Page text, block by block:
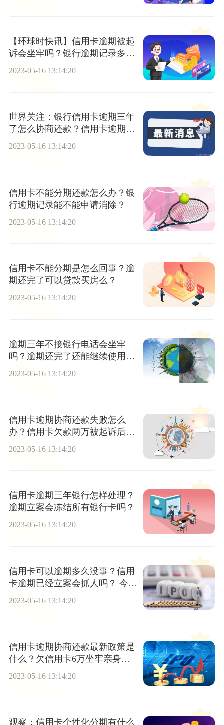
【环球时快讯】信用卡逾期被起
诉会坐牢吗？银行逾期记录多久
不能贷款？
2023-05-16 13:14:20
世界关注：银行信用卡逾期三年
了怎么协商还款？信用卡逾期两
个月怎么样?
2023-05-16 13:14:20
信用卡不能分期还款怎么办？银
行逾期记录能不能申请消除？
2023-05-16 13:14:20
信用卡不能分期是怎么回事？逾
期还完了可以贷款买房么？
2023-05-16 13:14:20
逾期三年不接银行电话会坐牢
吗？逾期还完了还能继续使用
2023-05-16 13:14:20
信用卡逾期协商还款失败怎么
办？信用卡欠款两万被起诉后果
2023-05-16 13:14:20
信用卡逾期三年银行怎样处理？
逾期立案会冻结所有银行卡吗？
2023-05-16 13:14:20
信用卡可以逾期多久没事？信用
卡逾期已经立案会抓人吗？ 今日
2023-05-16 13:14:20
信用卡逾期协商还款最新政策是
什么？欠信用卡6万坐牢亲身经
历是真的吗?
2023-05-16 13:14:20
观察：信用卡个性化分期有什么